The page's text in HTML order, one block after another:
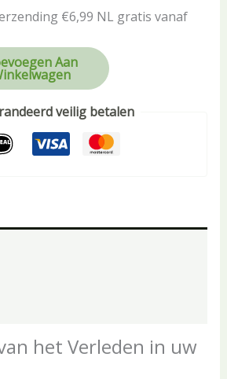
€6,99 NL gratis vanaf
Aan
veilig betalen
het Verleden in uw